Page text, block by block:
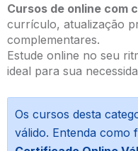
Cursos de online com
currículo, atualização
complementares.
Estude online no seu
ideal para sua
Os cursos desta
válido. Entenda como